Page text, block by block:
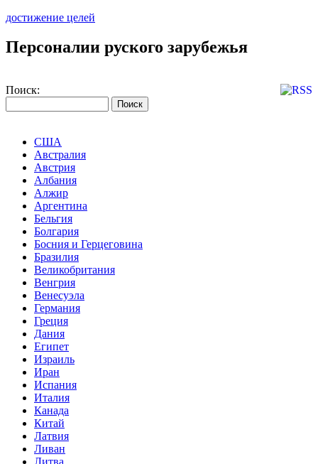
достижение целей
Персоналии руского зарубежья
Поиск:
США
Австралия
Австрия
Албания
Алжир
Аргентина
Бельгия
Болгария
Босния и Герцеговина
Бразилия
Великобритания
Венгрия
Венесуэла
Германия
Греция
Дания
Египет
Израиль
Иран
Испания
Италия
Канада
Китай
Латвия
Ливан